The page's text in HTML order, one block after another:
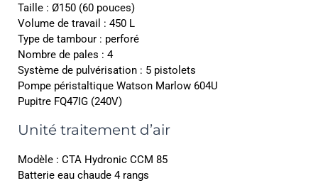
Taille : Ø150 (60 pouces)
Volume de travail : 450 L
Type de tambour : perforé
Nombre de pales : 4
Système de pulvérisation : 5 pistolets
Pompe péristaltique Watson Marlow 604U
Pupitre FQ47IG (240V)
Unité traitement d’air
Modèle : CTA Hydronic CCM 85
Batterie eau chaude 4 rangs